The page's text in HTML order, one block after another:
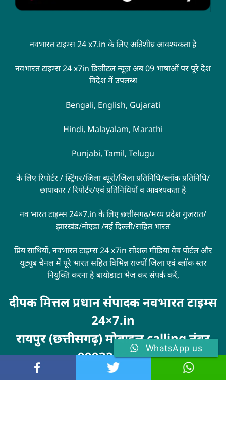
नवभारत टाइम्स 24 x7.in के लिए अतिशीघ्र आवश्यकता है
नवभारत टाइम्स 24 x7in डिजीटल न्यूज़ अब 09 भाषाओं पर पूरे देश
विदेश में उपलब्ध
Bengali, English, Gujarati
Hindi, Malayalam, Marathi
Punjabi, Tamil, Telugu
के लिए रिपोर्टर / स्ट्रिंगर/जिला ब्यूरो/जिला प्रतिनिधि/ब्लॉक प्रतिनिधि/
छायाकार / रिपोर्टर/एवं प्रतिनिधियों व आवश्यकता है
नव भारत टाइम्स 24×7.in के लिए छत्तीसगढ़/मध्य प्रदेश गुजरात/
झारखंड/नोएडा /नई दिल्ली/सहित भारत
प्रिय साथियों, नवभारत टाइम्स 24 x7in सोशल मीडिया वेब पोर्टल और
यूट्यूब चैनल में पूरे भारत सहित विभिन्न राज्यों जिला एवं ब्लॉक स्तर
नियुक्ति करना है बायोडाटा भेज कर संपर्क करें,
दीपक मित्तल प्रधान संपादक नवभारत टाइम्स
24×7.in
रायपुर (छत्तीसगढ़) मोबाइल calling नंबर
9993246100
MarketingHack4U
WhatsApp us